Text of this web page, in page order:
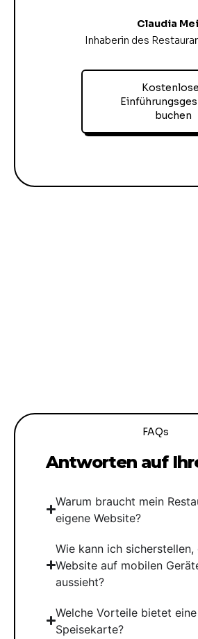
Claudia
Inhaberin des
buchen
FAQs
Antworten auf
Warum braucht mein
eigene Website?
Wie kann ich sicherstellen,
Website auf mobilen
aussieht?
Welche Vorteile bietet
Speisekarte?